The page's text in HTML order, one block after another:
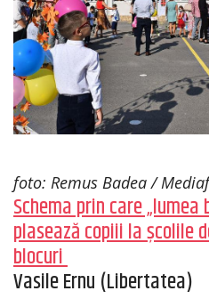
foto: Remus Badea /
Schema prin care „lumea
plasează copiii la școlile
blocuri
Vasile Ernu (Libertatea)